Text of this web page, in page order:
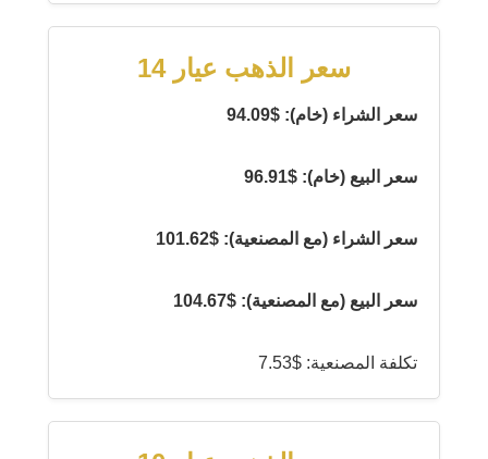
سعر الذهب عيار 14
سعر الشراء (خام): $94.09
سعر البيع (خام): $96.91
سعر الشراء (مع المصنعية): $101.62
سعر البيع (مع المصنعية): $104.67
تكلفة المصنعية: $7.53